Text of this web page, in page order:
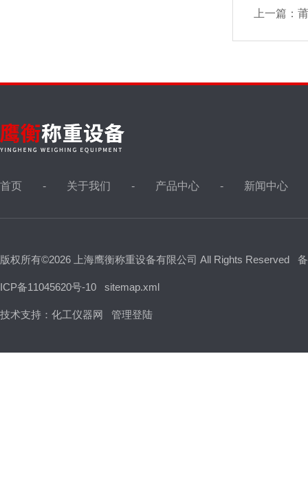
上一篇：
首页 关于我们 产品中心 新闻中心
版权所有©2026 上海鹰衡称重设备有限公司 All Rights Reserved
ICP备11045620号-10 sitemap.xml
技术支持： 化工仪器网 管理登陆